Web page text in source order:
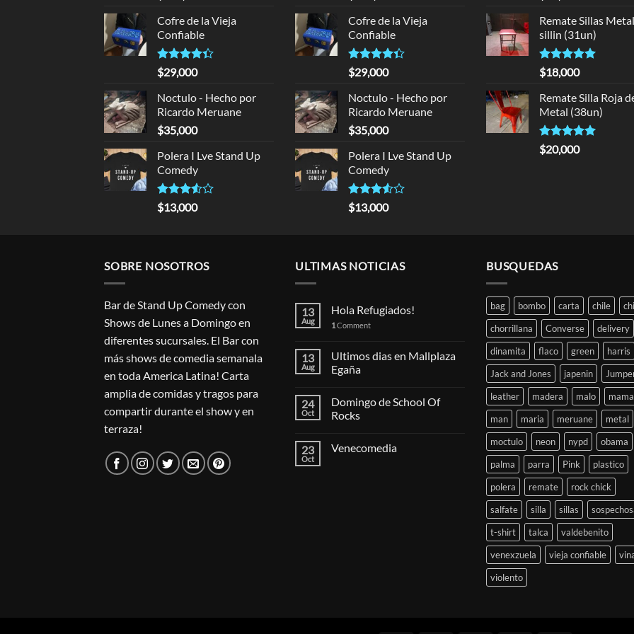
4.00
out
of 5
Cofre de la Vieja
Confiable
Rated
4.33 out
of 5
$29,000
Noctulo - Hecho por
Ricardo Meruane
$35,000
Polera I Lve Stand Up
Comedy
Rated
3.50 out
$13,000
4.00
out
of 5
Cofre de la Vieja
Confiable
Rated
4.33 out
of 5
$29,000
Noctulo - Hecho por
Ricardo Meruane
$35,000
Polera I Lve Stand Up
Comedy
Rated
3.50 out
$13,000
out of 5
Remate Sillas
sillin (31un)
Rated5.00
out of 5
$18,000
Remate Silla Roja
Metal (38un)
Rated5.00
out of 5
$20,000
SOBRE NOSOTROS
Bar de Stand Up Comedy con
Shows de Lunes a Domingo en
diferentes sucursales. El Bar con
más shows de comedia semanala
en toda America Latina! Carta
amplia de comidas y tragos para
compartir durante el show y en
terraza!
ULTIMAS NOTICIAS
13
Aug
Hola Refugiados!
1 Comment
13
Aug
Ultimos dias en Mallplaza
Egaña
24
Oct
Domingo de School Of
Rocks
23
Oct
Venecomedia
BUSQUEDAS
bag bombo carta chile
chorrillana
Converse
delivery
dinamita
flaco green
harris
Jack and Jones
japenin
leather
madera malo
mama
man
maria meruane
metal
moctulo
neon nypd
obama
palma
parra Pink
plastico
polera
remate
rock chick
salfate
silla sillas
t-shirt
talca
valdebenito
venexzuela
vieja confiable
violento